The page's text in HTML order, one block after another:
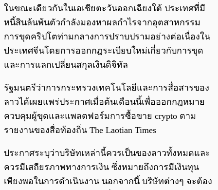
ในขณะเดียวกันในเอเชียตะวันออกเฉียงใต้ ประเทศที่มี
หนี้สินล้นพ้นตัวกำลังมองหาผลกำไรจากอุตสาหกรรม
การขุดคริปโตท่ามกลางการปราบปรามอย่างต่อเนื่องใน
ประเทศจีนโดยการออกกฎระเบียบใหม่เกี่ยวกับการขุด
และการแลกเปลี่ยนสกุลเงินดิจิทัล
รัฐมนตรีว่าการกระทรวงเทคโนโลยีและการสื่อสารของ
ลาวได้เผยแพร่ประกาศเมื่อต้นเดือนนี้เพื่อออกกฎหมาย
ควบคุมผู้ขุดและแพลตฟอร์มการซื้อขาย crypto ตาม
รายงานของสื่อท้องถิ่น The Laotian Times
ประกาศระบุว่าบริษัทเหล่านี้ควรเป็นของลาวทั้งหมดและ
ควรมีเสถียรภาพทางการเงิน ซึ่งหมายถึงการมีเงินทุน
เพียงพอในการดำเนินงาน นอกจากนี้ บริษัทต่างๆ จะต้อง